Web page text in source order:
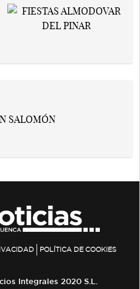
POLÍTICA DE COOKIES
Integrales 2020 S.L.